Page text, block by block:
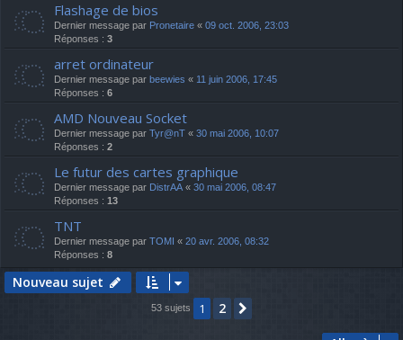
Flashage de bios
Dernier message par Pronetaire « 09 oct. 2006, 23:03
Réponses : 3
arret ordinateur
Dernier message par beewies « 11 juin 2006, 17:45
Réponses : 6
AMD Nouveau Socket
Dernier message par Tyr@nT « 30 mai 2006, 10:07
Réponses : 2
Le futur des cartes graphique
Dernier message par DistrAA « 30 mai 2006, 08:47
Réponses : 13
TNT
Dernier message par TOMI « 20 avr. 2006, 08:32
Réponses : 8
Nouveau sujet
53 sujets 1 2